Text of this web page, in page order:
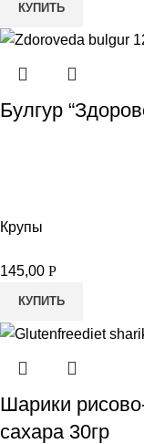
КУПИТЬ
Булгур
Крупы
145,00 Р
КУПИТЬ
Шарики
сахара 30гр